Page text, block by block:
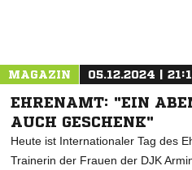
MAGAZIN 05.12.2024 |
EHRENAMT: "EIN
AUCH GESCHENK"
Heute ist Internationaler Tag des
Trainerin der Frauen der DJK